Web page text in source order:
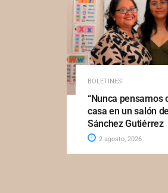
BOLETINES
“Nunca pensamos
casa en un salón
Sánchez Gutiérrez
2 agosto, 2026